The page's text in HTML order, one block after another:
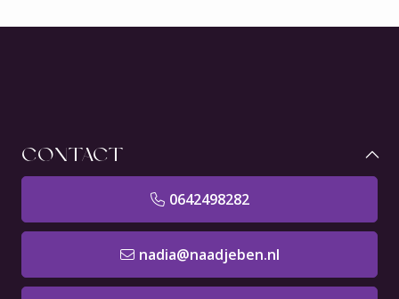
CONTACT
0642498282
nadia@naadjeben.nl